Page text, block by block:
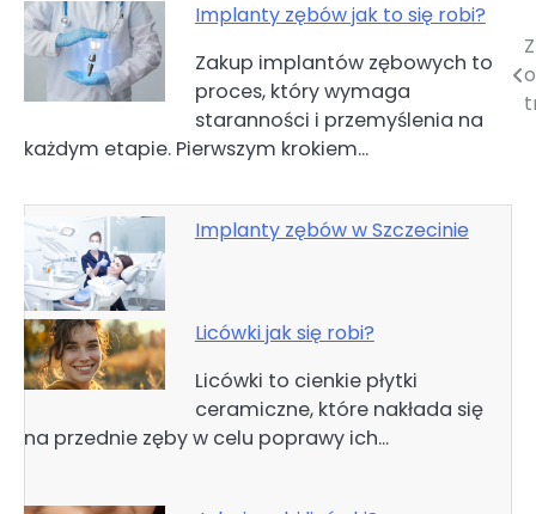
Implanty zębów jak to się robi?
Zakup implantów zębowych to
proces, który wymaga
staranności i przemyślenia na
każdym etapie. Pierwszym krokiem…
Implanty zębów w Szczecinie
Licówki jak się robi?
Licówki to cienkie płytki
ceramiczne, które nakłada się
na przednie zęby w celu poprawy ich…
Nawigacja
wpisu